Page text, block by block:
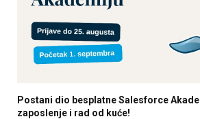
Postani dio besplatne Salesforce
zaposlenje i rad od kuće!